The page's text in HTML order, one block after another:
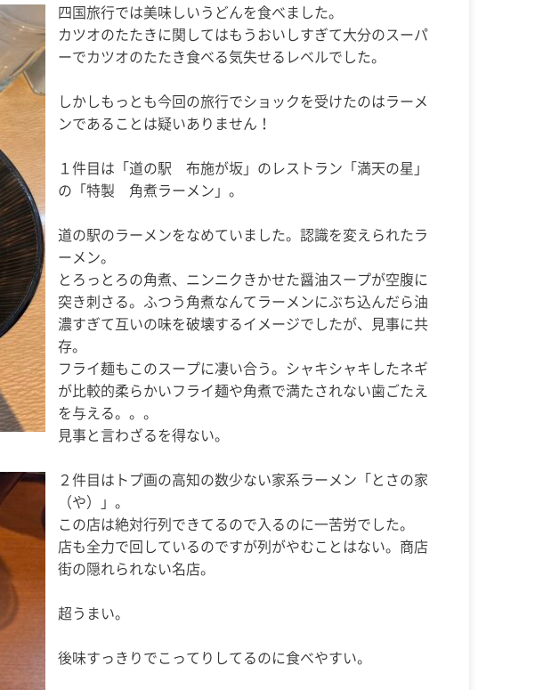
四国旅行では美味しいうどんを食べました。
カツオのたたきに関してはもうおいしすぎて大分のスーパ
ーでカツオのたたき食べる気失せるレベルでした。
しかしもっとも今回の旅行でショックを受けたのはラーメ
ンであることは疑いありません！
１件目は「道の駅 布施が坂」のレストラン「満天の星」
の「特製 角煮ラーメン」。
道の駅のラーメンをなめていました。認識を変えられたラ
ーメン。
とろっとろの角煮、ニンニクきかせた醤油スープが空腹に
突き刺さる。ふつう角煮なんてラーメンにぶち込んだら油
濃すぎて互いの味を破壊するイメージでしたが、見事に共
存。
フライ麺もこのスープに凄い合う。シャキシャキしたネギ
が比較的柔らかいフライ麺や角煮で満たされない歯ごたえ
を与える。。。
見事と言わざるを得ない。
２件目はトプ画の高知の数少ない家系ラーメン「とさの家
（や）」。
この店は絶対行列できてるので入るのに一苦労でした。
店も全力で回しているのですが列がやむことはない。商店
街の隠れられない名店。
超うまい。
後味すっきりでこってりしてるのに食べやすい。